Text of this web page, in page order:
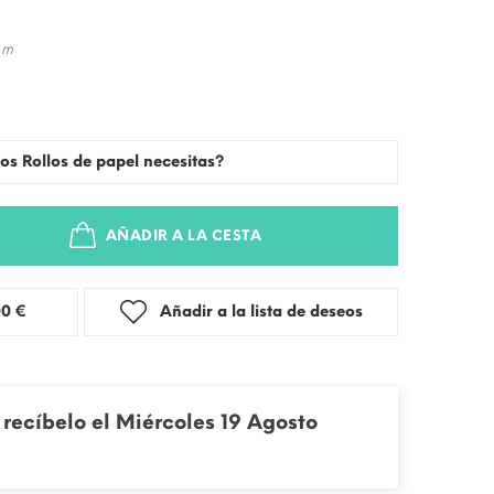
Rollos de papel necesitas?
AÑADIR A LA CESTA
3,00 € Añadir a la lista de deseos
el Miércoles 19 Agosto